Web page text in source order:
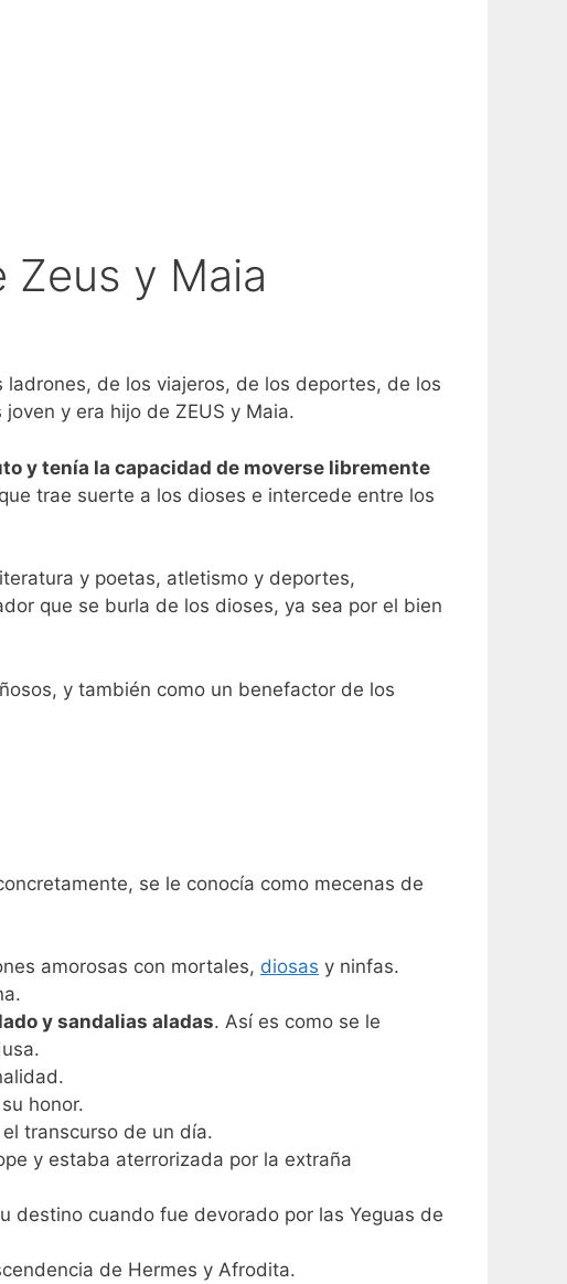
Zeus y Maia
de los viajeros, de los deportes, de los
y era hijo de ZEUS y Maia.
y tenía la capacidad de moverse libremente
trae suerte a los dioses e intercede entre los
y poetas, atletismo y deportes,
que se burla de los dioses, ya sea por el bien
y también como un benefactor de los
se le conocía como mecenas de
amorosas con mortales, diosas y ninfas.
y sandalias aladas. Así es como se le
honor.
transcurso de un día.
y estaba aterrorizada por la extraña
destino cuando fue devorado por las Yeguas de
de Hermes y Afrodita.